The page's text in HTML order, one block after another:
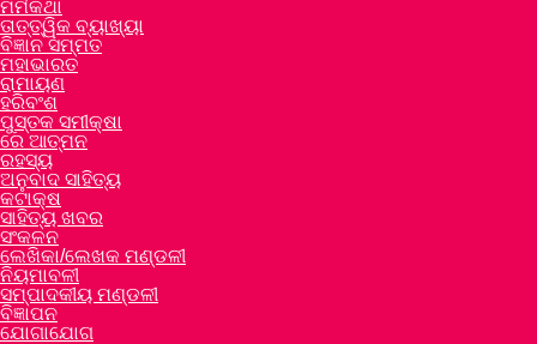
ମର୍ମକଥା
ତାତ୍ତ୍ୱିକ ବ୍ୟାଖ୍ୟା
ବିଜ୍ଞାନ ସମ୍ମତ
ମହାଭାରତ
ରାମାୟଣ
ହରିବଂଶ
ପୁସ୍ତକ ସମୀକ୍ଷା
ରେ ଆତ୍ମନ
ରହସ୍ୟ
ଅନୁବାଦ ସାହିତ୍ୟ
କଟାକ୍ଷ
ସାହିତ୍ୟ ଖବର
ସଂକଳନ
ଲେଖିକା/ଲେଖକ ମଣ୍ଡଳୀ
ନିୟମାବଳୀ
ସମ୍ପାଦକୀୟ ମଣ୍ଡଳୀ
ବିଜ୍ଞାପନ
ଯୋଗାଯୋଗ